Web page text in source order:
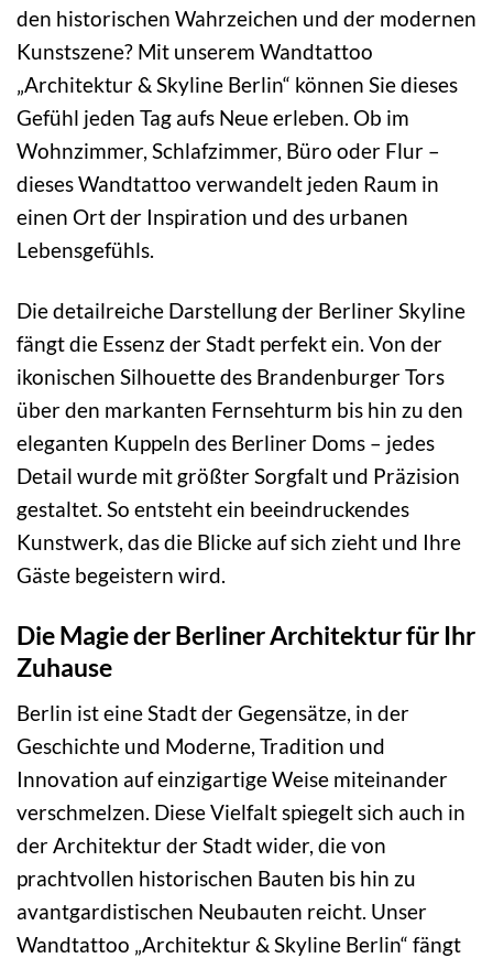
den historischen Wahrzeichen und der modernen
Kunstszene? Mit unserem Wandtattoo
„Architektur & Skyline Berlin“ können Sie dieses
Gefühl jeden Tag aufs Neue erleben. Ob im
Wohnzimmer, Schlafzimmer, Büro oder Flur –
dieses Wandtattoo verwandelt jeden Raum in
einen Ort der Inspiration und des urbanen
Lebensgefühls.
Die detailreiche Darstellung der Berliner Skyline
fängt die Essenz der Stadt perfekt ein. Von der
ikonischen Silhouette des Brandenburger Tors
über den markanten Fernsehturm bis hin zu den
eleganten Kuppeln des Berliner Doms – jedes
Detail wurde mit größter Sorgfalt und Präzision
gestaltet. So entsteht ein beeindruckendes
Kunstwerk, das die Blicke auf sich zieht und Ihre
Gäste begeistern wird.
Die Magie der Berliner Architektur für Ihr
Zuhause
Berlin ist eine Stadt der Gegensätze, in der
Geschichte und Moderne, Tradition und
Innovation auf einzigartige Weise miteinander
verschmelzen. Diese Vielfalt spiegelt sich auch in
der Architektur der Stadt wider, die von
prachtvollen historischen Bauten bis hin zu
avantgardistischen Neubauten reicht. Unser
Wandtattoo „Architektur & Skyline Berlin“ fängt